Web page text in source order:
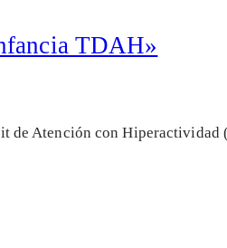
TDAH»
Atención con